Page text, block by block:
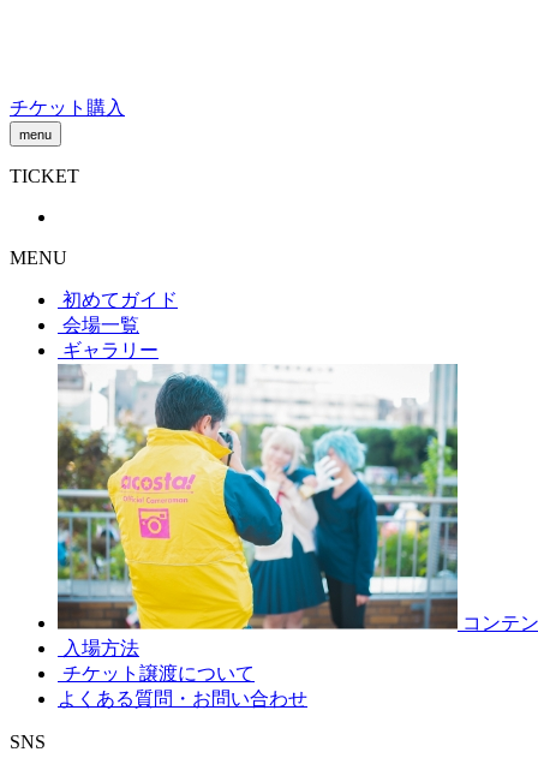
チケット購入
menu
TICKET
MENU
初めてガイド
会場一覧
ギャラリー
コンテ
入場方法
チケット譲渡について
よくある質問・お問い合わせ
SNS